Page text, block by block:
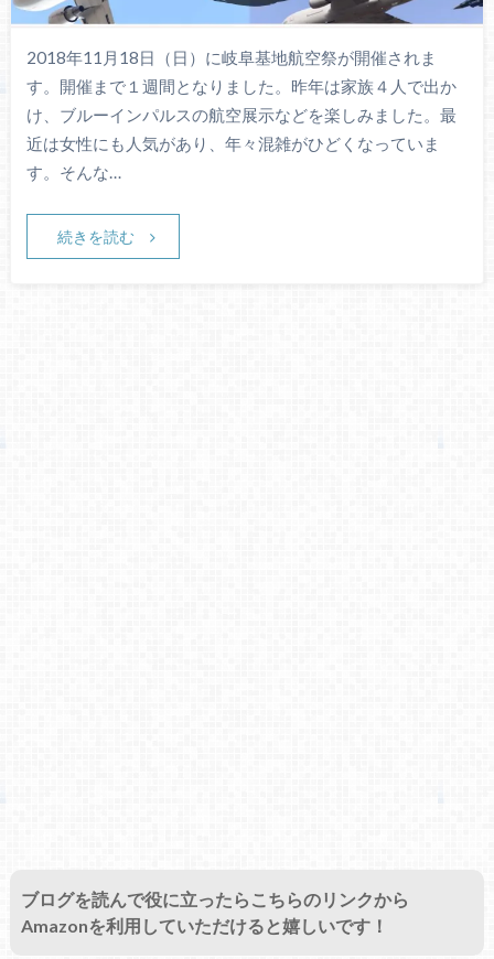
2018年11月18日（日）に岐阜基地航空祭が開催されま
す。開催まで１週間となりました。昨年は家族４人で出か
け、ブルーインパルスの航空展示などを楽しみました。最
近は女性にも人気があり、年々混雑がひどくなっていま
す。そんな…
続きを読む
ブログを読んで役に立ったらこちらのリンクから
Amazonを利用していただけると嬉しいです！